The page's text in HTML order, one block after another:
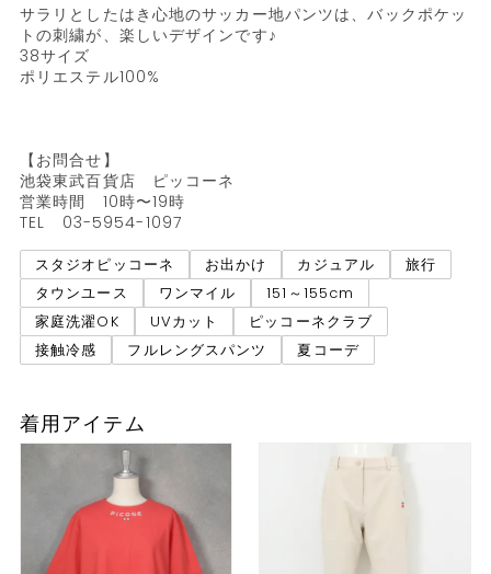
サラリとしたはき心地のサッカー地パンツは、バックポケッ
トの刺繍が、楽しいデザインです♪
38サイズ
ポリエステル100%
【お問合せ】
池袋東武百貨店　ピッコーネ
営業時間　10時〜19時
TEL   03-5954-1097
スタジオピッコーネ お出かけ カジュアル
旅行
タウンユース
ワンマイル
151～155cm
家庭洗濯OK
UVカット
ピッコーネクラブ
接触冷感
フルレングスパンツ 夏コーデ
着用アイテム